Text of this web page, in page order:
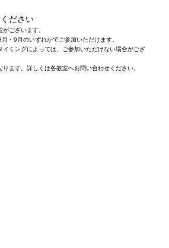
ださい
ございます。
・9月のいずれかでご参加いただけます。
イミングによっては、ご参加いただけない場合がござ
ます。詳しくは各教室へお問い合わせください。